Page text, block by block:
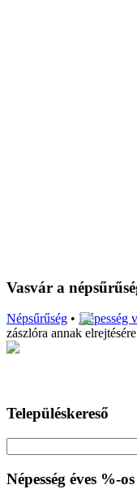
Vasvár a
Népsűrűség • Népesség
zászlóra annak
Településkereső
Népesség éves %-